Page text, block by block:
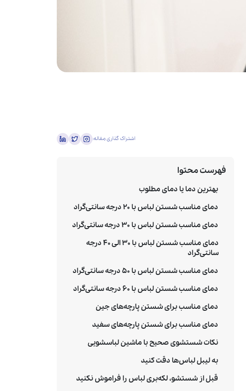
اشتراک گذاری مقاله:
فهرست محتوا
بهترین دما یا دمای مطلوب
دمای مناسب شستن لباس با 20 درجه سانتی‌گراد
دمای مناسب شستن لباس با 30 درجه سانتی‌گراد
دمای مناسب شستن لباس با 30 الی 40 درجه
سانتی‌گراد
دمای مناسب شستن لباس با 50 درجه سانتی‌گراد
دمای مناسب شستن لباس با 60 درجه سانتی‌گراد
دمای مناسب برای شستن پارچه‌های جین
دمای مناسب برای شستن پارچه‌های سفید
نکات شستشوی صحیح با ماشین لباسشویی
به لیبل لباس‌ها دقت کنید
قبل از شستشو، لکه‌بری لباس را فراموش نکنید